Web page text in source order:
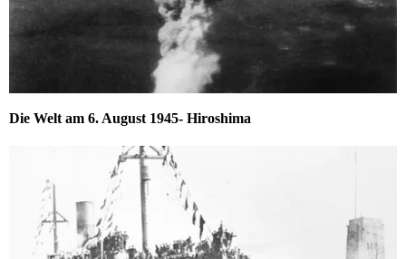
Die Welt am 6. August 1945- Hiroshima